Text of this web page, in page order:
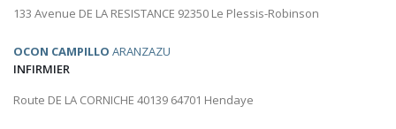
133 Avenue DE LA RESISTANCE 92350 Le Plessis-Robinson
OCON CAMPILLO ARANZAZU
INFIRMIER
Route DE LA CORNICHE 40139 64701 Hendaye